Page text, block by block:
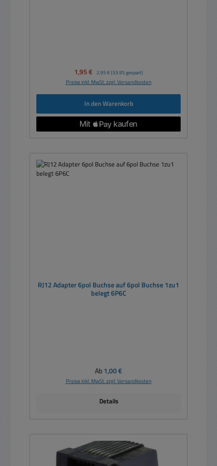
Verkaufspreis:
1,95 € Regulärer Preis:
2,95 € (33.9% gespart)
Preise inkl. MwSt. zzgl. Versandkosten
In den Warenkorb
RJ12 Adapter 6pol Buchse auf 6pol Buchse 1zu1
belegt 6P6C
Regulärer Preis:
Ab1,00 €
Preise inkl. MwSt. zzgl. Versandkosten
Details